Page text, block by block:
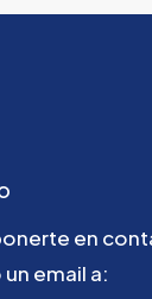
en
email a: